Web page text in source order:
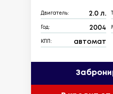
Двигатель: 2.0 л.
Год: 2004
КПП: автомат